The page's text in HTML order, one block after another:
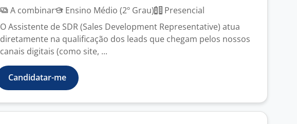
A combinar
Ensino Médio (2º Grau)
Presencial
O Assistente de SDR (Sales Development Representative) atua
diretamente na qualificação dos leads que chegam pelos nossos
canais digitais (como site, ...
Candidatar-me